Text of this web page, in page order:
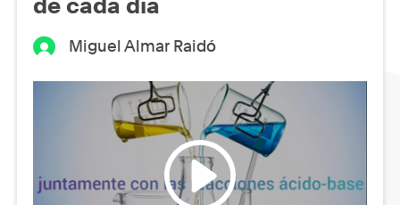
Miguel Almar Raidó